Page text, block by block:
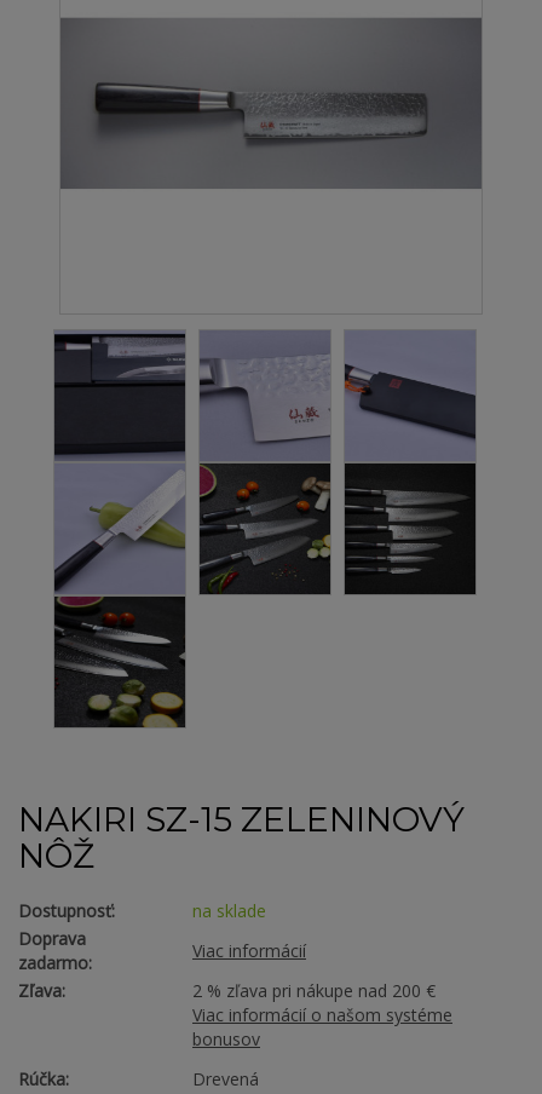
NAKIRI SZ-15 ZELENINOVÝ
NÔŽ
Dostupnosť:
na sklade
Doprava
zadarmo:
Viac informácií
Zľava:
2 % zľava pri nákupe nad 200 €
Viac informácií o našom systéme
bonusov
Rúčka:
Drevená